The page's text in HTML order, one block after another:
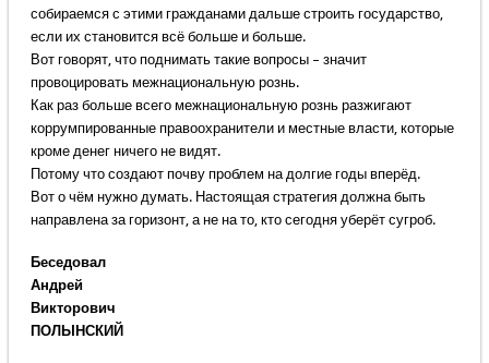
собираемся с этими гражданами дальше строить государство,
если их становится всё больше и больше.
Вот говорят, что поднимать такие вопросы – значит
провоцировать межнациональную рознь.
Как раз больше всего межнациональную рознь разжигают
коррумпированные правоохранители и местные власти, которые
кроме денег ничего не видят.
Потому что создают почву проблем на долгие годы вперёд.
Вот о чём нужно думать. Настоящая стратегия должна быть
направлена за горизонт, а не на то, кто сегодня уберёт сугроб.
Беседовал
Андрей
Викторович
ПОЛЫНСКИЙ